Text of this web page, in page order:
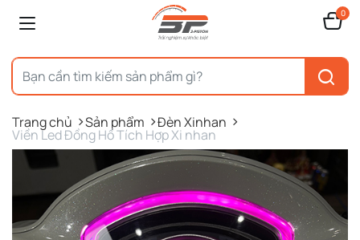
0
Trang chủ Sản phẩm Đèn Xinhan
Viền Led Đồng Hồ Tích Hợp Xi nhan